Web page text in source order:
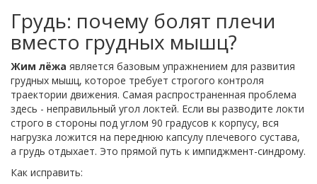
Грудь: почему болят плечи
вместо грудных мышц?
Жим лёжа является базовым упражнением для развития
грудных мышц, которое требует строгого контроля
траектории движения. Самая распространенная проблема
здесь - неправильный угол локтей. Если вы разводите локти
строго в стороны под углом 90 градусов к корпусу, вся
нагрузка ложится на переднюю капсулу плечевого сустава,
а грудь отдыхает. Это прямой путь к импиджмент-синдрому.
Как исправить: